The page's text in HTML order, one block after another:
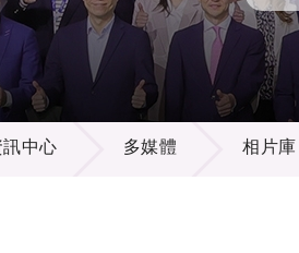
研究顧問
招標通告
申請
評審
徵求研發項目計劃書
項目資料庫
媒體報導
新聞稿
資訊中心
多媒體
出版刊物
訊中心 多媒體 相片庫